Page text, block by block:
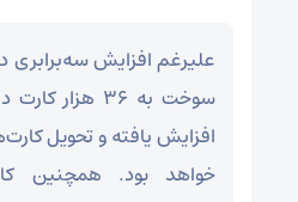
علیرغم افزایش
سوخت به ۳۶
خواهد بود. همچنین